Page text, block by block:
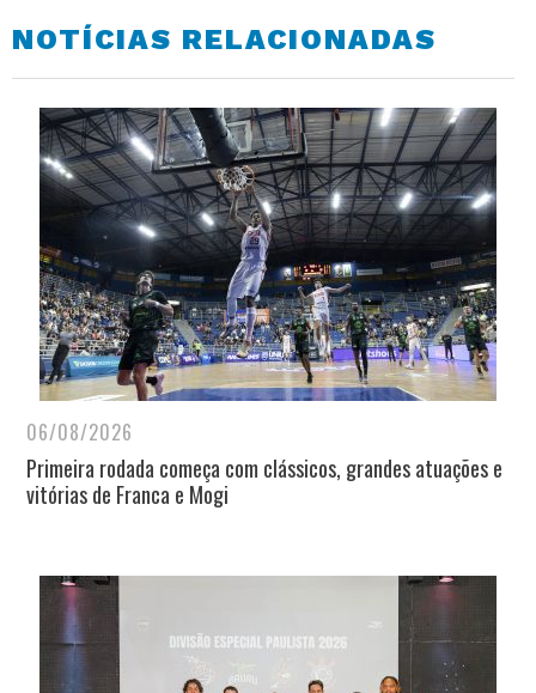
NOTÍCIAS RELACIONADAS
06/08/2026
Primeira rodada começa com clássicos, grandes atuações e
vitórias de Franca e Mogi